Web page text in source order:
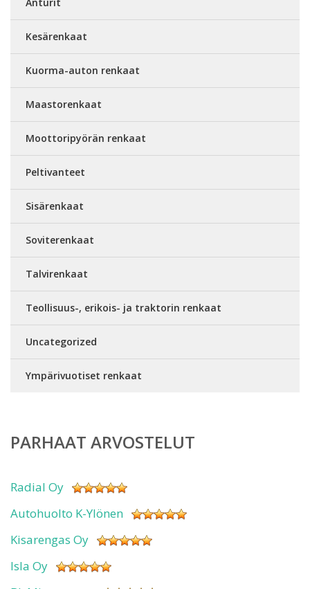
Kesärenkaat
Kuorma-auton renkaat
Maastorenkaat
Moottoripyörän renkaat
Peltivanteet
Sisärenkaat
Soviterenkaat
Talvirenkaat
Teollisuus-, erikois- ja traktorin renkaat
Uncategorized
Ympärivuotiset renkaat
PARHAAT ARVOSTELUT
Radial Oy
Autohuolto K-Ylönen
Kisarengas Oy
Isla Oy